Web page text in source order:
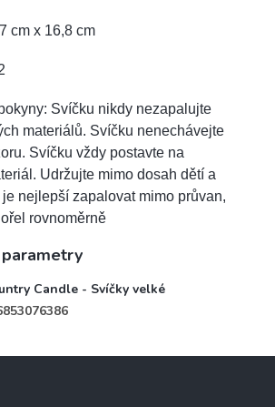
cm x 16,8 cm
Svíčku nikdy nezapalujte
materiálů. Svíčku nenechávejte
Svíčku vždy postavte na
Udržujte mimo dosah dětí a
nejlepší zapalovat mimo průvan,
rovnoměrně
Candle - Svíčky velké